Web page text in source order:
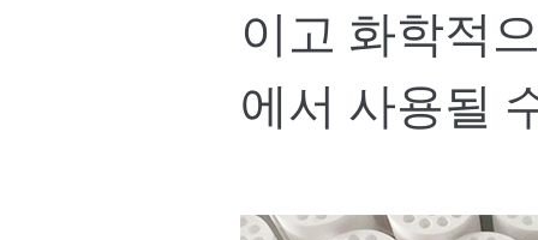
이고 화학적
에서 사용될